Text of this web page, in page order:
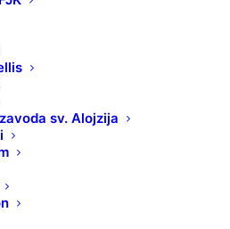
sv. Alojzija